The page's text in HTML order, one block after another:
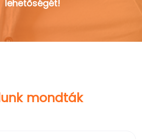
lehetőségét!
mondták